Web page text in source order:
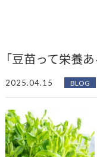
「豆苗って栄養
2025.04.15 BLOG